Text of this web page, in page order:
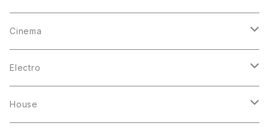
12inch
10inch
Casette Tape
12inch
CD
12inch
LP
Cinema
LP
12inch
Electro
12inch
House